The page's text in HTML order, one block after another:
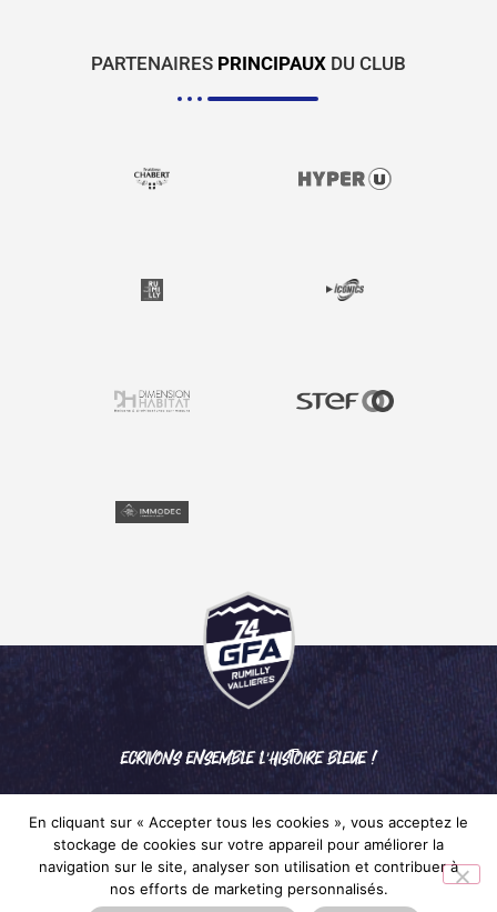
PARTENAIRES PRINCIPAUX DU CLUB
ECRIVONS ENSEMBLE L'HISTOIRE BLEUE !
Mentions légales – © 2024 GFA RUMILLY VALLIÈRES
En cliquant sur « Accepter tous les cookies », vous acceptez le
stockage de cookies sur votre appareil pour améliorer la
navigation sur le site, analyser son utilisation et contribuer à
nos efforts de marketing personnalisés.